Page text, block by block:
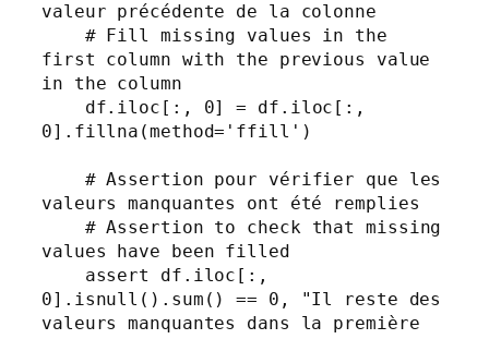
valeur précédente de la colonne
first column with the previous value
in the column
0].fillna(method='ffill')
valeurs manquantes ont été remplies
values have been filled
0].isnull().sum() == 0, "Il reste des
valeurs manquantes dans la première